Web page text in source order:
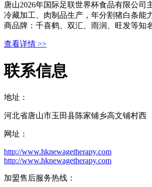
唐山2026年国际足联世界杯食品有限公司
冷藏加工、肉制品生产，年分割猪白条能
商品牌：千喜鹤、双汇、雨润、旺发等知
查看详情 >>
联系信息
地址：
河北省唐山市玉田县陈家铺乡高文铺村西
网址：
http://www.hknewagetherapy.com
http://www.hknewagetherapy.com
加盟售后服务热线：